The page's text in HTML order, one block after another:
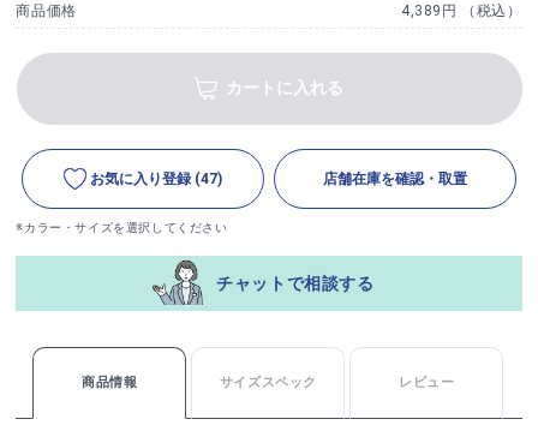
商品価格 4,389円 （税込）
カートに入れる
お気に入り登録 (47) 店舗在庫を確認・取置
※カラー・サイズを選択してください
チャットで相談する
商品情報 サイズスペック レビュー